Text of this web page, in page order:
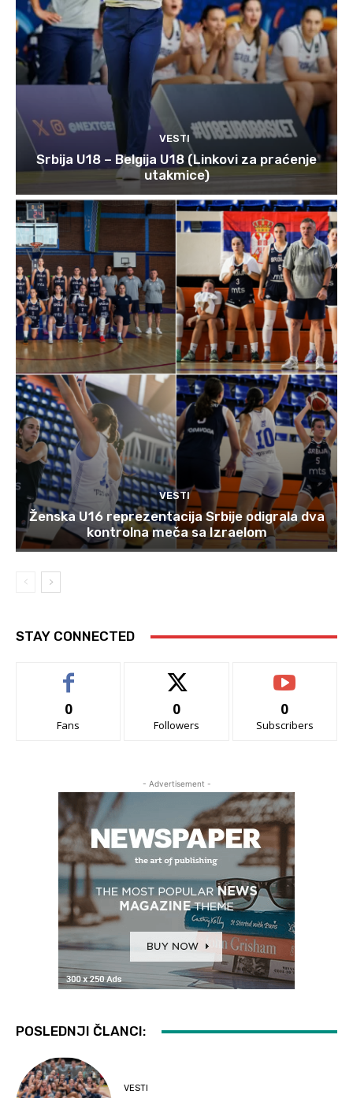
VESTI
Srbija U18 – Belgija U18 (Linkovi za praćenje
utakmice)
VESTI
Ženska U16 reprezentacija Srbije odigrala dva
kontrolna meča sa Izraelom
STAY CONNECTED
0
Fans
0
Followers
0
Subscribers
- Advertisement -
POSLEDNJI ČLANCI:
VESTI